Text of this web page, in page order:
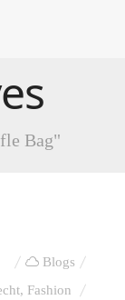
Bag"
Blogs
, Fashion